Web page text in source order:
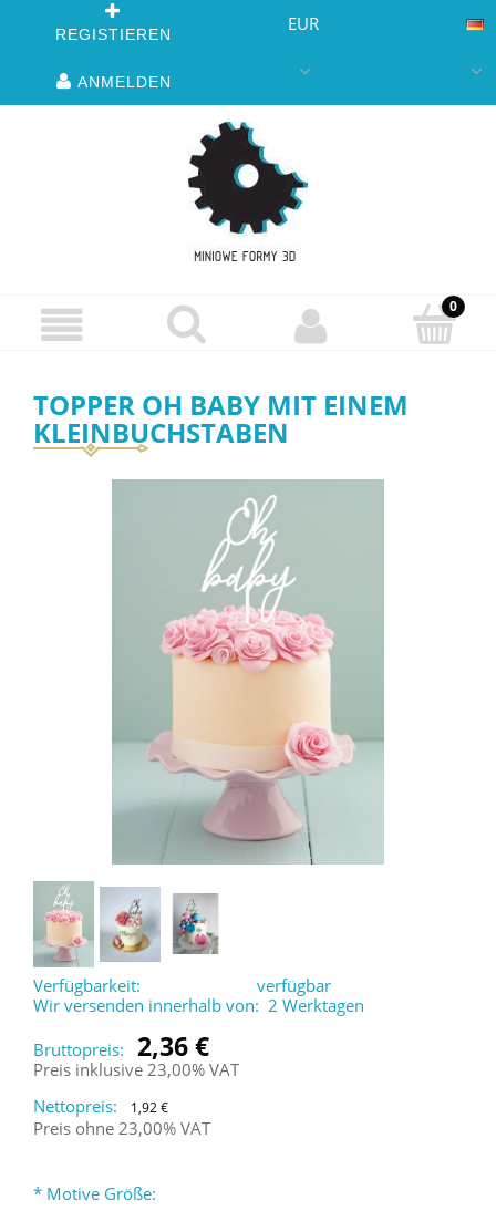
REGISTIEREN
ANMELDEN
EUR
TOPPER OH BABY MIT EINEM
KLEINBUCHSTABEN
Verfügbarkeit:
verfügbar
Wir versenden innerhalb von: 2 Werktagen
Bruttopreis:
2,36 €
Preis inklusive 23,00% VAT
Nettopreis:
1,92 €
Preis ohne 23,00% VAT
* Motive Größe: